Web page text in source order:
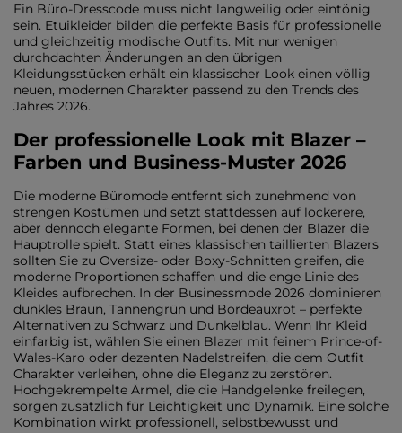
Ein Büro-Dresscode muss nicht langweilig oder eintönig
sein. Etuikleider bilden die perfekte Basis für professionelle
und gleichzeitig modische Outfits. Mit nur wenigen
durchdachten Änderungen an den übrigen
Kleidungsstücken erhält ein klassischer Look einen völlig
neuen, modernen Charakter passend zu den Trends des
Jahres 2026.
Der professionelle Look mit Blazer –
Farben und Business-Muster 2026
Die moderne Büromode entfernt sich zunehmend von
strengen Kostümen und setzt stattdessen auf lockerere,
aber dennoch elegante Formen, bei denen der Blazer die
Hauptrolle spielt. Statt eines klassischen taillierten Blazers
sollten Sie zu Oversize- oder Boxy-Schnitten greifen, die
moderne Proportionen schaffen und die enge Linie des
Kleides aufbrechen. In der Businessmode 2026 dominieren
dunkles Braun, Tannengrün und Bordeauxrot – perfekte
Alternativen zu Schwarz und Dunkelblau. Wenn Ihr Kleid
einfarbig ist, wählen Sie einen Blazer mit feinem Prince-of-
Wales-Karo oder dezenten Nadelstreifen, die dem Outfit
Charakter verleihen, ohne die Eleganz zu zerstören.
Hochgekrempelte Ärmel, die die Handgelenke freilegen,
sorgen zusätzlich für Leichtigkeit und Dynamik. Eine solche
Kombination wirkt professionell, selbstbewusst und